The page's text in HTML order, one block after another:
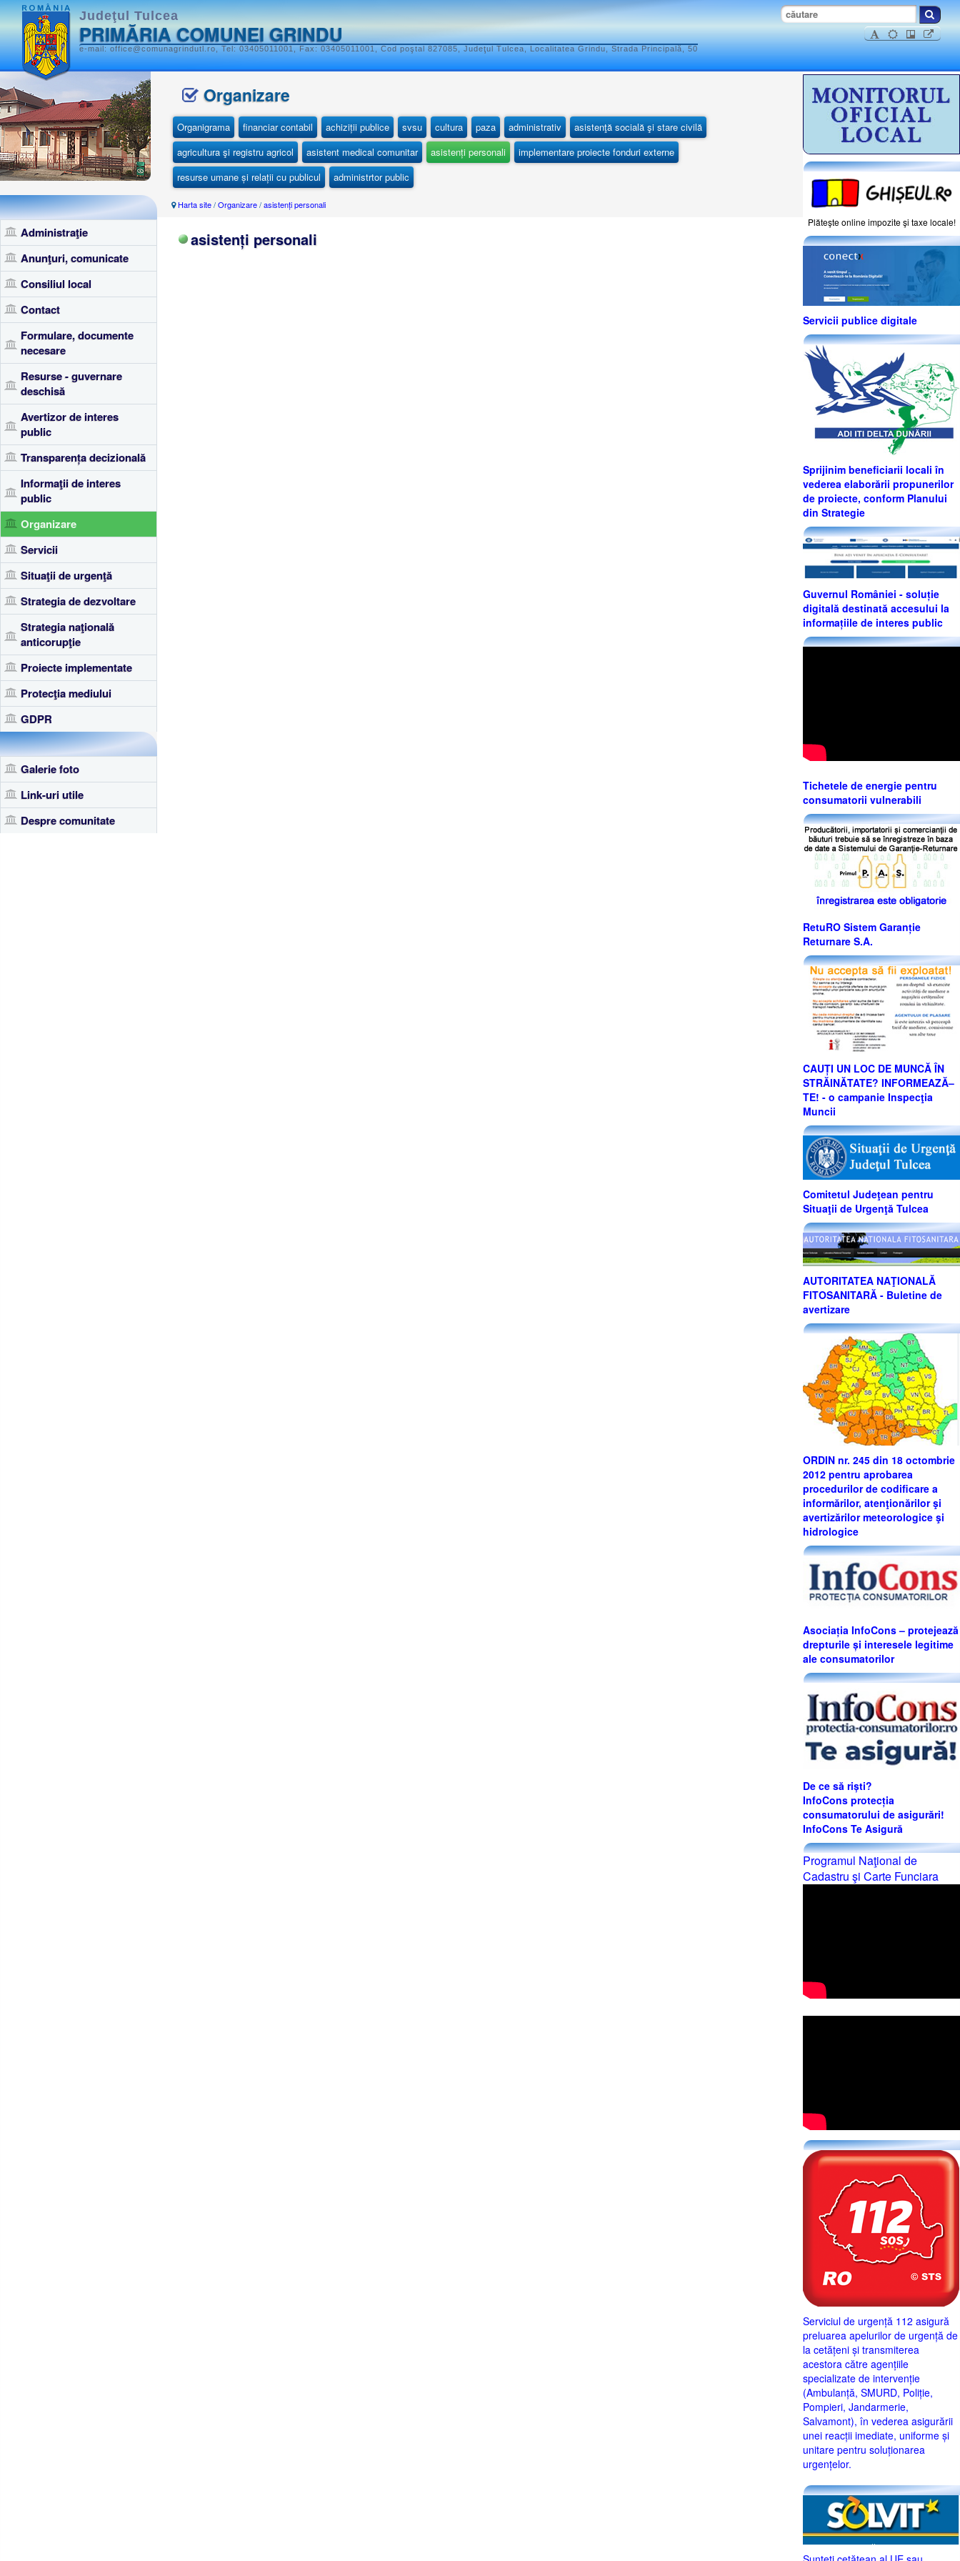
Judeţul Tulcea
PRIMĂRIA COMUNEI GRINDU
e-mail: office@comunagrindutl.ro, Tel: 03405011001, Fax: 03405011001, Cod poştal 827085, Judeţul Tulcea, Localitatea Grindu, Strada Principală, 50
Administraţie
Anunţuri, comunicate
Consiliul local
Contact
Formulare, documente
necesare
Resurse - guvernare
deschisă
Avertizor de interes
public
Transparența decizională
Informaţii de interes
public
Organizare
Servicii
Situaţii de urgenţă
Strategia de dezvoltare
Strategia naţională
anticorupţie
Proiecte implementate
Protecţia mediului
GDPR
Galerie foto
Link-uri utile
Despre comunitate
Organizare
Organigrama financiar contabil achiziții publice svsu cultura paza administrativ
asistenţă socială şi stare civilă
agricultura şi registru agricol
asistent medical comunitar asistenți personali
implementare proiecte fonduri externe
resurse umane și relații cu publicul
administrtor public
Harta site/Organizare/asistenți personali
asistenți personali
Plăteşte online impozite şi taxe locale!
Servicii publice digitale
Sprijinim beneficiarii locali în
vederea elaborării propunerilor
de proiecte, conform Planului
din Strategie
Guvernul României - soluție
digitală destinată accesului la
informațiile de interes public
Tichetele de energie pentru
consumatorii vulnerabili
RetuRO Sistem Garanție
Returnare S.A.
CAUȚI UN LOC DE MUNCĂ ÎN
STRĂINĂTATE? INFORMEAZĂ–
TE! - o campanie Inspecţia
Muncii
Comitetul Judeţean pentru
Situaţii de Urgenţă Tulcea
AUTORITATEA NAŢIONALĂ
FITOSANITARĂ - Buletine de
avertizare
ORDIN nr. 245 din 18 octombrie
2012 pentru aprobarea
procedurilor de codificare a
informărilor, atenţionărilor şi
avertizărilor meteorologice şi
hidrologice
Asociația InfoCons – protejează
drepturile și interesele legitime
ale consumatorilor
De ce să riști?
InfoCons protecția
consumatorului de asigurări!
InfoCons Te Asigură
Programul Naţional de
Cadastru şi Carte Funciara
Serviciul de urgență 112 asigură
preluarea apelurilor de urgență de
la cetățeni și transmiterea
acestora către agențiile
specializate de intervenție
(Ambulanță, SMURD, Poliție,
Pompieri, Jandarmerie,
Salvamont), în vederea asigurării
unei reacții imediate, uniforme și
unitare pentru soluționarea
urgențelor.